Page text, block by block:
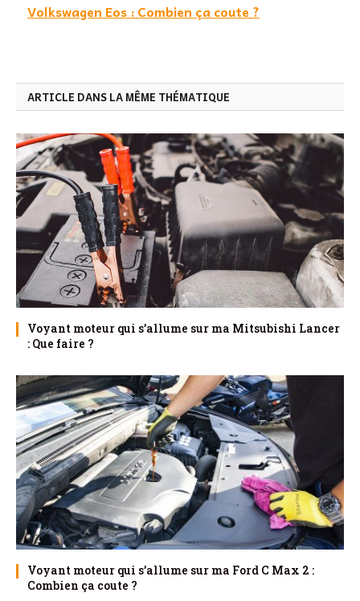
Volkswagen Eos : Combien ça coute ?
ARTICLE DANS LA MÊME THÉMATIQUE
Voyant moteur qui s’allume sur ma Mitsubishi Lancer
: Que faire ?
Voyant moteur qui s’allume sur ma Ford C Max 2 :
Combien ça coute ?